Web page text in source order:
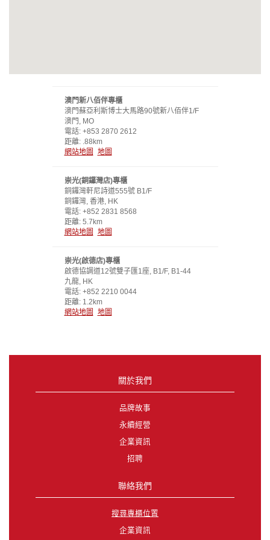
澳門新八佰伴專櫃
澳門蘇亞利斯博士大馬路90號新八佰伴1/F
澳門, MO
電話: +853 2870 2612
距離: .88km
網站地圖
地圖
崇光(銅鑼灣店)專櫃
銅鑼灣軒尼詩道555號 B1/F
銅鑼灣, 香港, HK
電話: +852 2831 8568
距離: 5.7km
網站地圖
地圖
崇光(啟德店)專櫃
啟德協調道12號雙子匯1座, B1/F, B1-44
九龍, HK
電話: +852 2210 0044
距離: 1.2km
網站地圖
地圖
關於我們
品牌故事
永續經營
企業資訊
招聘
聯絡我們
搜尋專櫃位置
企業資訊